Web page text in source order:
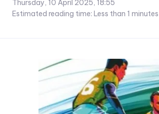
Thursday, 10 April 2025, 18:55
Estimated reading time: Less than 1 minutes